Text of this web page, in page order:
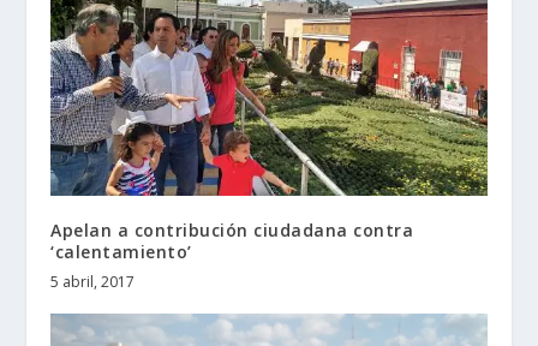
Apelan a contribución ciudadana contra
‘calentamiento’
5 abril, 2017